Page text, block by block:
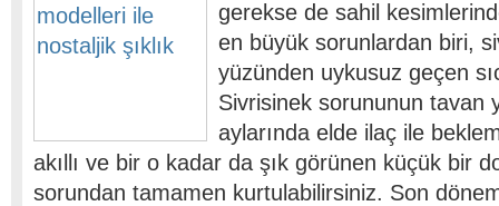
gerekse de sahil
en büyük sorunlardan biri,
yüzünden uykusuz geçen
Sivrisinek sorununun tavan
aylarında elde ilaç ile
akıllı ve bir o kadar da şık görünen küçük bir
sorundan tamamen kurtulabilirsiniz. Son